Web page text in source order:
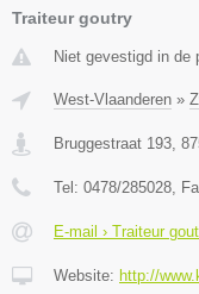
Traiteur goutry
Niet gevestigd in de
West-Vlaanderen »
Bruggestraat 193
Tel: 0478/285028 ,
E-mail › Traiteur
Website: http://